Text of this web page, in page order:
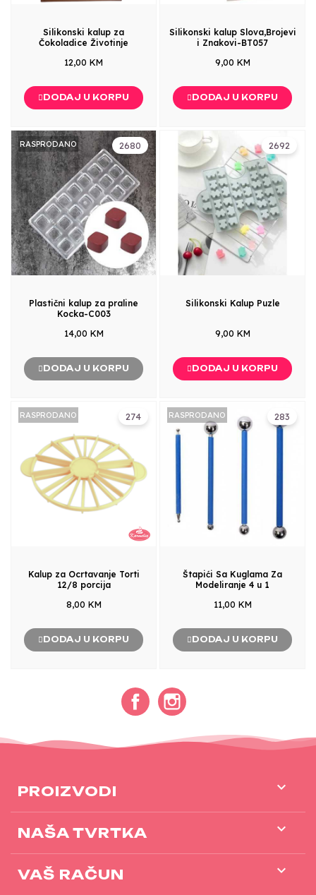
Silikonski kalup za
Čokoladice Životinje
12,00 KM
DODAJ U KORPU
Silikonski kalup Slova,Brojevi
i Znakovi-BT057
9,00 KM
DODAJ U KORPU
2680
RASPRODANO
Plastični kalup za praline
Kocka-C003
14,00 KM
DODAJ U KORPU
2692
Silikonski Kalup Puzle
9,00 KM
DODAJ U KORPU
274
RASPRODANO
Kalup za Ocrtavanje Torti
12/8 porcija
8,00 KM
DODAJ U KORPU
283
RASPRODANO
Štapići Sa Kuglama Za
Modeliranje 4 u 1
11,00 KM
DODAJ U KORPU
Facebook
PROIZVODI 
NAŠA TVRTKA 
VAŠ RAČUN 